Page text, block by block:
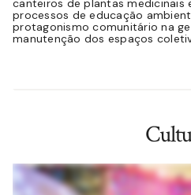
canteiros de plantas medicinais
processos de educação
protagonismo comunitário na
manutenção dos espaços